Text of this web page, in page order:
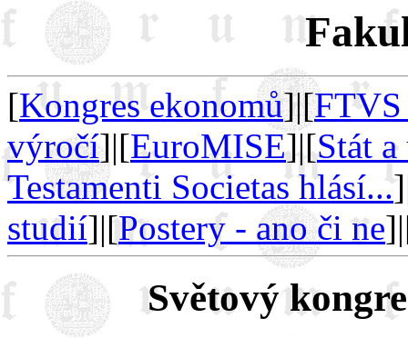
[Kongres ekonomů]|[FTVS
výročí]|[EuroMISE]|[Stát
Testamenti Societas hlásí...
studií]|[Postery - ano či ne
Světový